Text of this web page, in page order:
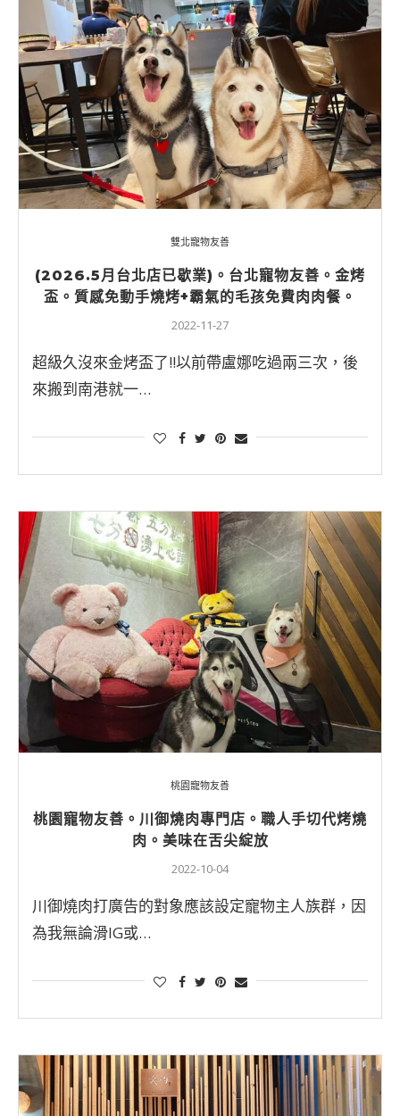
雙北寵物友善
(2026.5月台北店已歇業)。台北寵物友善。金烤
盃。質感免動手燒烤+霸氣的毛孩免費肉肉餐。
2022-11-27
超級久沒來金烤盃了!!以前帶盧娜吃過兩三次，後
來搬到南港就一…
桃園寵物友善
桃園寵物友善。川御燒肉專門店。職人手切代烤燒
肉。美味在舌尖綻放
2022-10-04
川御燒肉打廣告的對象應該設定寵物主人族群，因
為我無論滑IG或…